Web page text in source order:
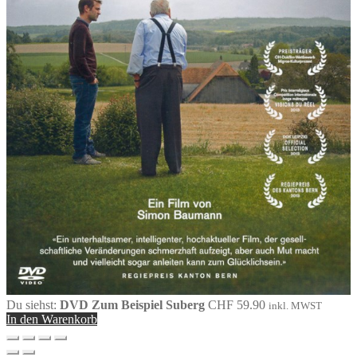
Du siehst: DVD Zum Beispiel Suberg CHF 59.90 inkl. MWST
In den Warenkorb